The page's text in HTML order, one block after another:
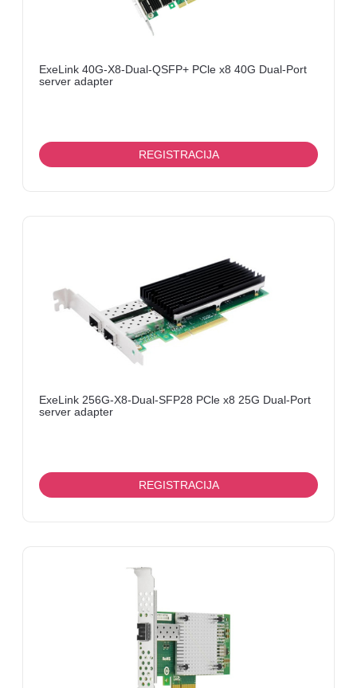
ExeLink 40G-X8-Dual-QSFP+ PCle x8 40G Dual-Port
server adapter
REGISTRACIJA
ExeLink 256G-X8-Dual-SFP28 PCle x8 25G Dual-Port
server adapter
REGISTRACIJA